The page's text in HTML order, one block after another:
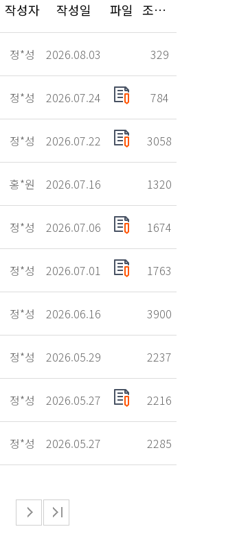
작성자 작성일 파일 조회수
정*성 2026.08.03 329
정*성 2026.07.24 784
정*성 2026.07.22 3058
홍*원 2026.07.16 1320
정*성 2026.07.06 1674
정*성 2026.07.01 1763
정*성 2026.06.16 3900
정*성 2026.05.29 2237
정*성 2026.05.27 2216
정*성 2026.05.27 2285